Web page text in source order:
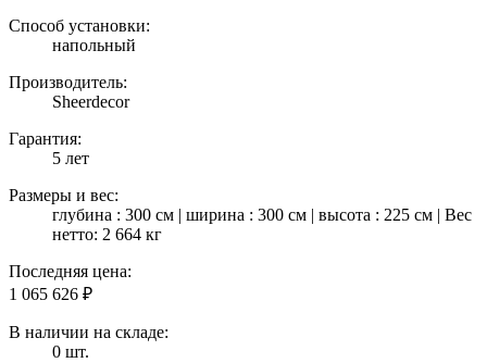
Способ установки:
напольный
Производитель:
Sheerdecor
Гарантия:
5 лет
Размеры и вес:
глубина : 300 см | ширина : 300 см | высота : 225 см | Вес
нетто: 2 664 кг
Последняя цена:
1 065 626 ₽
В наличии на складе:
0 шт.